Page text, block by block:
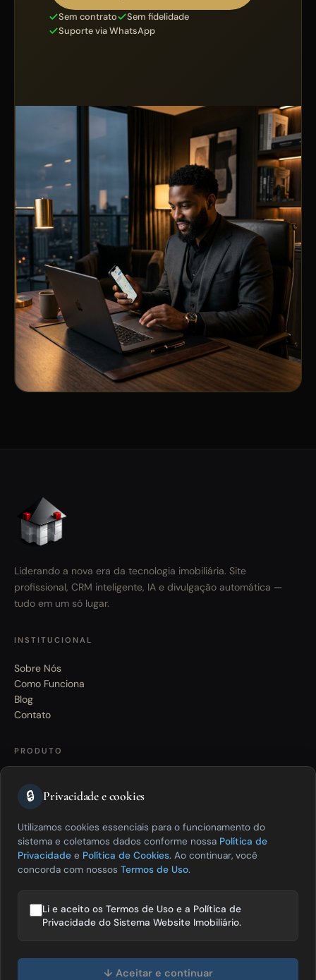
Sem contrato
Sem fidelidade
Suporte via WhatsApp
Liderando a nova era da tecnologia imobiliária. Site
profissional, CRM inteligente, IA e divulgação automática —
tudo em um só lugar.
INSTITUCIONAL
Sobre Nós
Como Funciona
Blog
Contato
PRODUTO
CRM Imobiliário
Inteligência Artificial
Divulgação
Planos
Dúvidas
Falar com um especialista
🔒 Privacidade e cookies
Utilizamos cookies essenciais para o funcionamento do
sistema e coletamos dados conforme nossa Política de
Privacidade e Política de Cookies. Ao continuar, você
concorda com nossos Termos de Uso.
Li e aceito os Termos de Uso e a Política de
Privacidade do Sistema Website Imobiliário.
↓ Aceitar e continuar
imóveis? 😊